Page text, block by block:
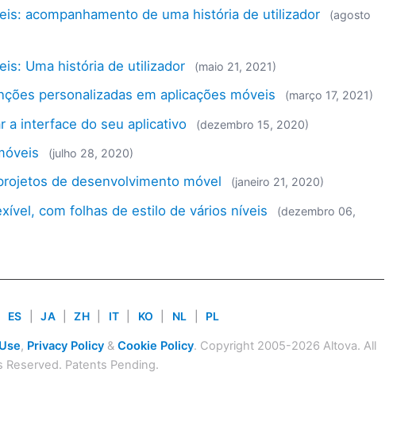
acompanhamento de uma história de utilizador
(agosto
Uma história de utilizador (maio 21, 2021)
personalizadas em aplicações móveis (março 17, 2021)
a interface do seu aplicativo (dezembro 15, 2020)
(julho 28, 2020)
de desenvolvimento móvel (janeiro 21, 2020)
com folhas de estilo de vários níveis
(dezembro 06,
ES JA ZH IT KO NL PL
, Privacy Policy& Cookie Policy. Copyright 2005-2026 Altova. All
Reserved. Patents Pending.